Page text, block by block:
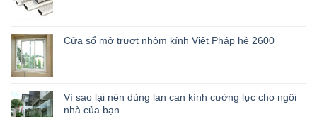
Cửa sổ mở trượt nhôm kính Việt Pháp hệ 2600
Vì sao lại nên dùng lan can kính cường lực cho ngôi
nhà của bạn